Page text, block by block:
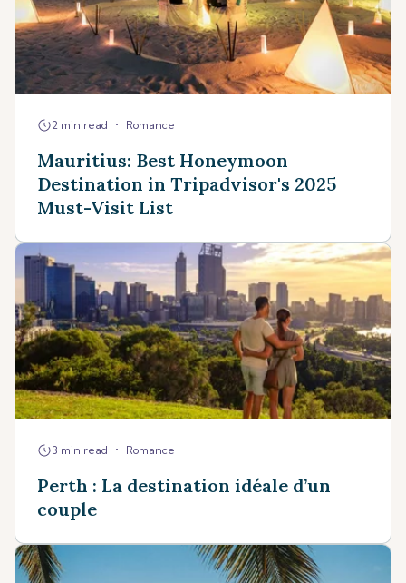
2 min read • Romance
Mauritius: Best Honeymoon
Destination in Tripadvisor's 2025
Must-Visit List
3 min read • Romance
Perth : La destination idéale d’un
couple